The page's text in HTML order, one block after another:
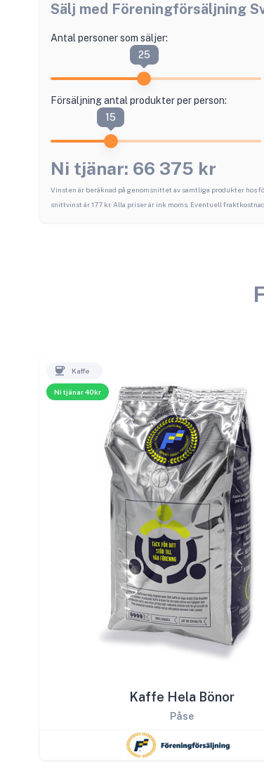
Sälj med Föreningförsäljning
Antal personer som säljer:
25
Försäljning antal produkter per person:
15
Ni tjänar: 66 375 kr
Vinsten är beräknad på genomsnittet av samtliga produkter hos
snittvinst är177 kr. Alla priser är ink moms. Eventuell
Ni tjänar 40kr
Kaffe
Kaffe Hela Bönor
Påse